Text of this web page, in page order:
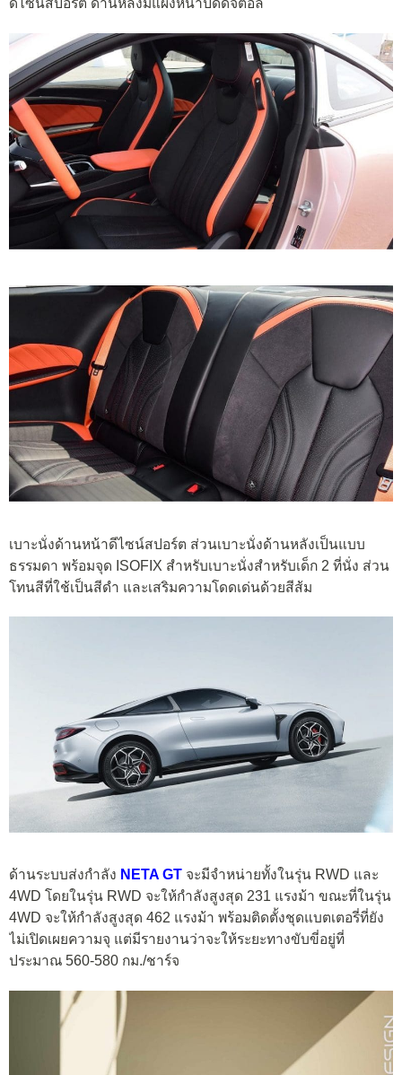
ดีไซน์สปอร์ต ด้านหลังมีแผงหน้าปัดดิจิตอล
เบาะนั่งด้านหน้าดีไซน์สปอร์ต ส่วนเบาะนั่งด้านหลังเป็นแบบ
ธรรมดา พร้อมจุด ISOFIX สำหรับเบาะนั่งสำหรับเด็ก 2 ที่นั่ง ส่วน
โทนสีที่ใช้เป็นสีดำ และเสริมความโดดเด่นด้วยสีส้ม
ด้านระบบส่งกำลัง NETA GT จะมีจำหน่ายทั้งในรุ่น RWD และ
4WD โดยในรุ่น RWD จะให้กำลังสูงสุด 231 แรงม้า ขณะที่ในรุ่น
4WD จะให้กำลังสูงสุด 462 แรงม้า พร้อมติดตั้งชุดแบตเตอรี่ที่ยัง
ไม่เปิดเผยความจุ แต่มีรายงานว่าจะให้ระยะทางขับขี่อยู่ที่
ประมาณ 560-580 กม./ชาร์จ